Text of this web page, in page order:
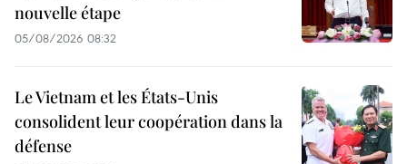
nouvelle étape
05/08/2026 08:32
Le Vietnam et les États-Unis
consolident leur coopération dans la
défense